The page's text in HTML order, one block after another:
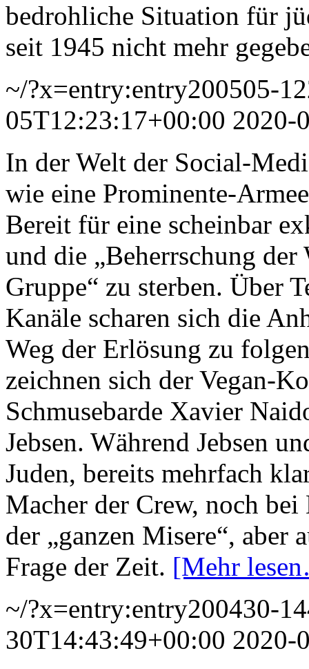
bedrohliche Situation für
seit 1945 nicht mehr
~/?x=entry:entry200505-
05T12:23:17+00:00 2020-
In der Welt der Social-
wie eine Prominente-
Bereit für eine scheinbar
und die „Beherrschung
Gruppe“ zu sterben. Über
Kanäle scharen sich die
Weg der Erlösung zu
zeichnen sich der Vegan-
Schmusebarde Xavier
Jebsen. Während Jebsen
Juden, bereits mehrfach
Macher der Crew, noch
der „ganzen Misere“, aber
Frage der Zeit. [Mehr
~/?x=entry:entry200430-
30T14:43:49+00:00 2020-